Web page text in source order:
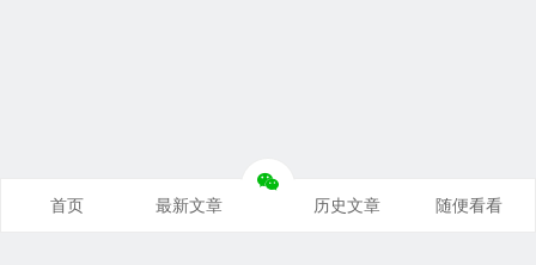
首页 最新文章 历史文章 随便看看